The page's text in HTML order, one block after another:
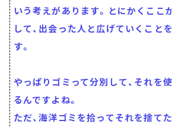
いう考えがあります。とにかくここ
して、出会った人と広げていくこと
す。
やっぱりゴミって分別して、それを
るんですよね。
ただ、海洋ゴミを拾ってそれを捨て